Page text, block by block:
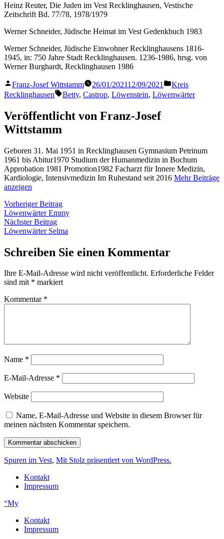
Heinz Reuter, Die Juden im Vest Recklinghausen, Vestische
Zeitschrift Bd. 77/78, 1978/1979
Werner Schneider, Jüdische Heimat im Vest Gedenkbuch 1983
Werner Schneider, Jüdische Einwohner Recklinghausens 1816-
1945, in: 750 Jahre Stadt Recklinghausen. 1236-1986, hrsg. von
Werner Burghardt, Recklinghausen 1986
Veröffentlicht
von
Franz-Josef Wittstamm 26/01/202112/09/2021
Veröffentlicht
in
Kreis
Recklinghausen
Schlagwörter:
Betty, Castrop, Löwenstein, Löwenwärter
Veröffentlicht von Franz-Josef
Wittstamm
Geboren 31. Mai 1951 in Recklinghausen Gymnasium Petrinum
1961 bis Abitur1970 Studium der Humanmedizin in Bochum
Approbation 1981 Promotion1982 Facharzt für Innere Medizin,
Kardiologie, Intensivmedizin Im Ruhestand seit 2016 Mehr Beiträge
anzeigen
Beitragsnavigation
Vorheriger BeitragVorheriger
Beitrag:
Löwenwärter Emmy
Nächster BeitragNächster
Beitrag:
Löwenwärter Selma
Schreiben Sie einen Kommentar
Ihre E-Mail-Adresse wird nicht veröffentlicht. Erforderliche Felder
sind mit * markiert
Kommentar *
Name *
E-Mail-Adresse *
Website
Name, E-Mail-Adresse und Website in diesem Browser für
meinen nächsten Kommentar speichern.
Spuren im Vest, Mit Stolz präsentiert von WordPress.
Kontakt
Impressum
“My
Kontakt
Impressum